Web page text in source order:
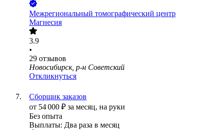
Межрегиональный томографический центр
Магнесия
3.9
•
29 отзывов
Новосибирск, р-н Советский
Откликнуться
Сборщик заказов
от 54 000 ₽ за месяц, на руки
Без опыта
Выплаты: Два раза в месяц